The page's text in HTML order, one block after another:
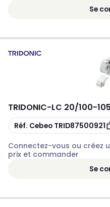
Se
TRIDONIC-LC 20/100-
Copier
Réf. Cebeo TRID87500921
Connectez-vous ou créez
prix et commander
Se